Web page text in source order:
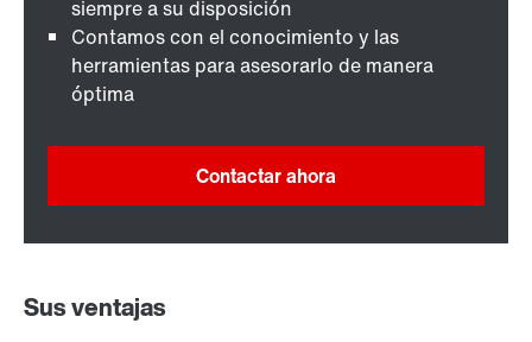
siempre a su disposición
Contamos con el conocimiento y las
herramientas para asesorarlo de manera
óptima
Contactar ahora
Sus ventajas